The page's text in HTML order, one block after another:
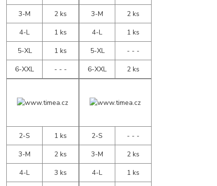
3-M
2 ks
4-L
1 ks
5-XL
1 ks
6-XXL
- - -
3-M
2 ks
4-L
1 ks
5-XL
- - -
6-XXL
2 ks
2-S
1 ks
3-M
2 ks
4-L
3 ks
2-S
- - -
3-M
2 ks
4-L
1 ks